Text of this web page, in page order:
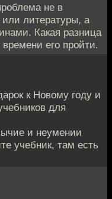
не в
литературы, а
Какая разница
времени его пройти.
к Новому году и
для
и неумении
учебник, там есть